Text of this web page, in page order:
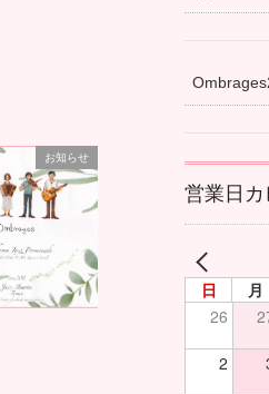
お知らせ
営業日
日 月
26
2